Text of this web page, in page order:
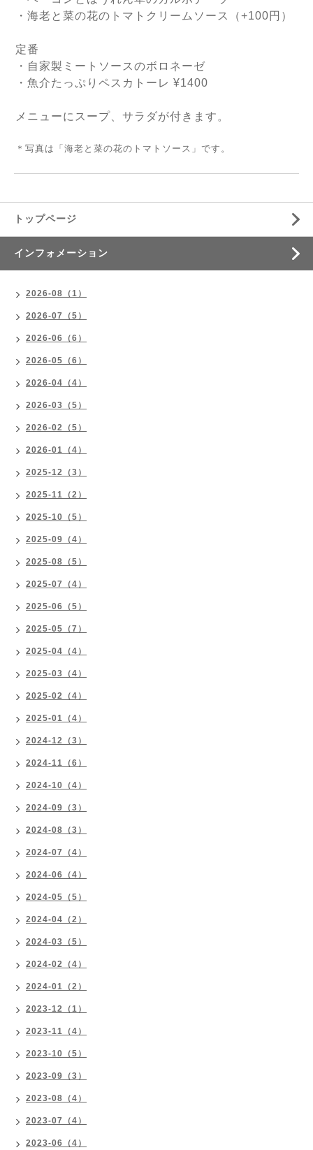
・海老と菜の花のトマトクリームソース（+100 円）
定番
・自家製ミートソースのボロネーゼ
・魚介たっぷりペスカトーレ ¥1400
メニューにスープ、サラダが付きます。
＊写真は「海老と菜の花のトマトソース」です。
トップページ
インフォメーション
2026-08（1）
2026-07（5）
2026-06（6）
2026-05（6）
2026-04（4）
2026-03（5）
2026-02（5）
2026-01（4）
2025-12（3）
2025-11（2）
2025-10（5）
2025-09（4）
2025-08（5）
2025-07（4）
2025-06（5）
2025-05（7）
2025-04（4）
2025-03（4）
2025-02（4）
2025-01（4）
2024-12（3）
2024-11（6）
2024-10（4）
2024-09（3）
2024-08（3）
2024-07（4）
2024-06（4）
2024-05（5）
2024-04（2）
2024-03（5）
2024-02（4）
2024-01（2）
2023-12（1）
2023-11（4）
2023-10（5）
2023-09（3）
2023-08（4）
2023-07（4）
2023-06（4）